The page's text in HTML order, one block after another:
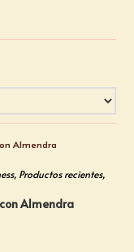
, Productos recientes,
Almendra